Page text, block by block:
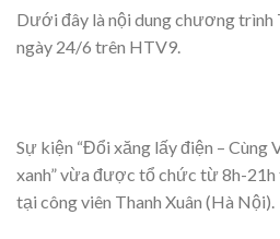
Dưới đây là nội dung chương trình
ngày 24/6 trên HTV9.
Sự kiện “Đổi xăng lấy điện –
xanh” vừa được tổ chức từ 8h-
tại công viên Thanh Xuân (Hà Nội).